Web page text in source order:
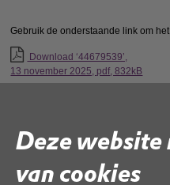
Deze
van cookies
Gebruik de onderstaande link om
Download ‘44679539’,
13 november 2025, pdf, 832kB